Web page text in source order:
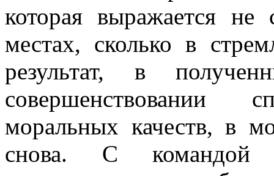
которая выражается
местах, сколько в
результат, в
совершенствовании
моральных качеств, в
снова. С командой